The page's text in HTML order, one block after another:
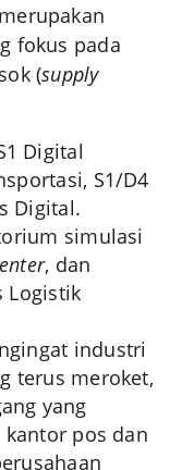
fokus pada
(supply
Digital
S1/D4
Digital.
simulasi
, dan
Logistik
industri
terus meroket,
yang
pos dan